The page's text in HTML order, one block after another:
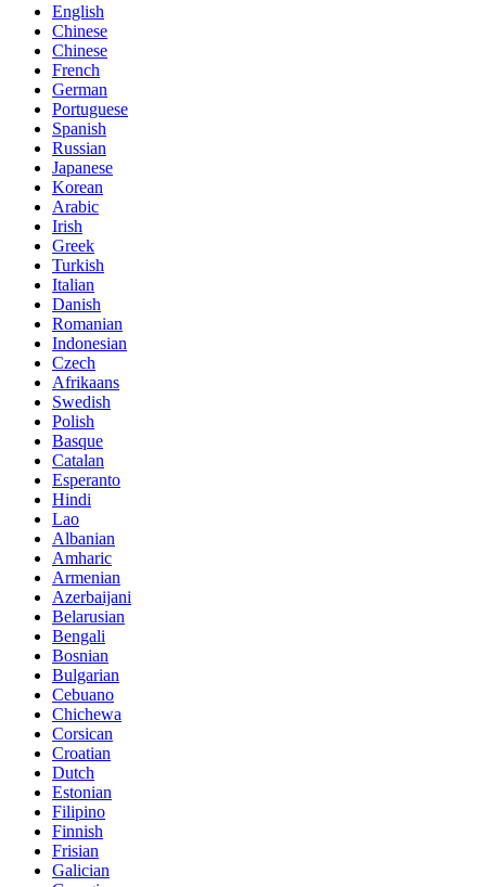
English
Chinese
Chinese
French
German
Portuguese
Spanish
Russian
Japanese
Korean
Arabic
Irish
Greek
Turkish
Italian
Danish
Romanian
Indonesian
Czech
Afrikaans
Swedish
Polish
Basque
Catalan
Esperanto
Hindi
Lao
Albanian
Amharic
Armenian
Azerbaijani
Belarusian
Bengali
Bosnian
Bulgarian
Cebuano
Chichewa
Corsican
Croatian
Dutch
Estonian
Filipino
Finnish
Frisian
Galician